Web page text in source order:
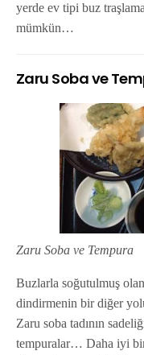
yerde ev tipi buz
mümkün…
Zaru Soba ve
Zaru Soba ve Tempura
Buzlarla soğutulmuş
dindirmenin bir diğer
Zaru soba tadının
tempuralar… Daha iyi